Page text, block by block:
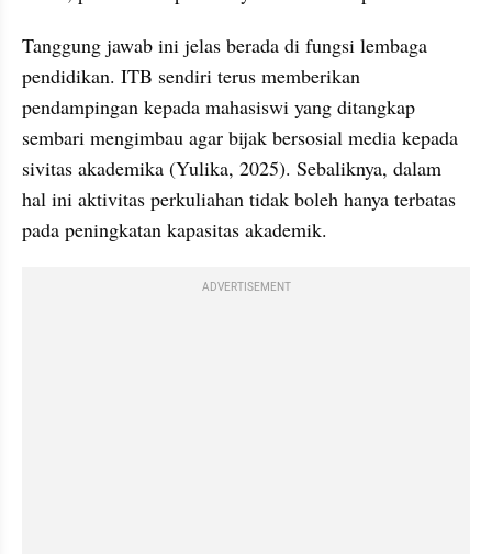
Tanggung jawab ini jelas berada di fungsi lembaga
pendidikan. ITB sendiri terus memberikan
pendampingan kepada mahasiswi yang ditangkap
sembari mengimbau agar bijak bersosial media kepada
sivitas akademika (Yulika, 2025). Sebaliknya, dalam
hal ini aktivitas perkuliahan tidak boleh hanya terbatas
pada peningkatan kapasitas akademik.
ADVERTISEMENT